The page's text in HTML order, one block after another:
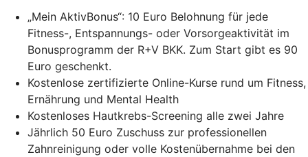
„Mein AktivBonus“: 10 Euro Belohnung für jede
Fitness-, Entspannungs- oder Vorsorgeaktivität im
Bonusprogramm der R+V BKK. Zum Start gibt es 90
Euro geschenkt.
Kostenlose zertifizierte Online-Kurse rund um Fitness,
Ernährung und Mental Health
Kostenloses Hautkrebs-Screening alle zwei Jahre
Jährlich 50 Euro Zuschuss zur professionellen
Zahnreinigung oder volle Kostenübernahme bei den